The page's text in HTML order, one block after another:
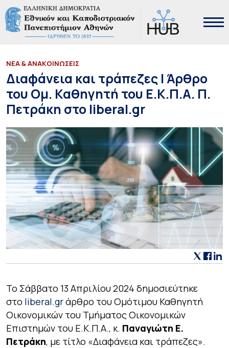
ΝΕΑ & ΑΝΑΚΟΙΝΩΣΕΙΣ
Διαφάνεια και τράπεζες | Άρθρο
του Ομ. Καθηγητή του Ε.Κ.Π.Α. Π.
Πετράκη στο liberal.gr
Το Σάββατο 13 Απριλίου 2024 δημοσιεύτηκε
στο liberal.grάρθρο του Ομότιμου Καθηγητή
Οικονομικών του Τμήματος Οικονομικών
Επιστημών του Ε.Κ.Π.Α., κ. Παναγιώτη Ε.
Πετράκη, με τίτλο «Διαφάνεια και τράπεζες».